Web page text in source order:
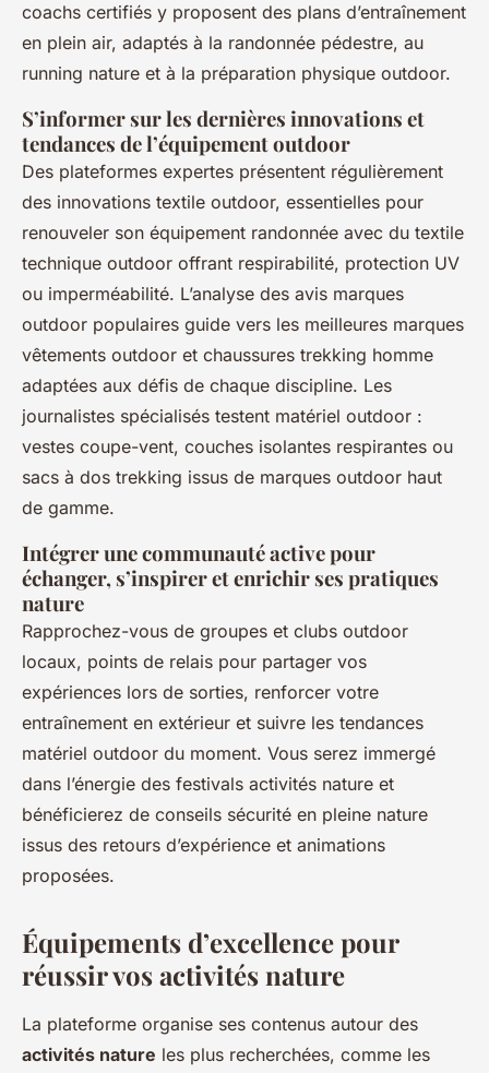
coachs certifiés y proposent des plans d’entraînement
en plein air, adaptés à la randonnée pédestre, au
running nature et à la préparation physique outdoor.
S’informer sur les dernières innovations et
tendances de l’équipement outdoor
Des plateformes expertes présentent régulièrement
des innovations textile outdoor, essentielles pour
renouveler son équipement randonnée avec du textile
technique outdoor offrant respirabilité, protection UV
ou imperméabilité. L’analyse des avis marques
outdoor populaires guide vers les meilleures marques
vêtements outdoor et chaussures trekking homme
adaptées aux défis de chaque discipline. Les
journalistes spécialisés testent matériel outdoor :
vestes coupe-vent, couches isolantes respirantes ou
sacs à dos trekking issus de marques outdoor haut
de gamme.
Intégrer une communauté active pour
échanger, s’inspirer et enrichir ses pratiques
nature
Rapprochez-vous de groupes et clubs outdoor
locaux, points de relais pour partager vos
expériences lors de sorties, renforcer votre
entraînement en extérieur et suivre les tendances
matériel outdoor du moment. Vous serez immergé
dans l’énergie des festivals activités nature et
bénéficierez de conseils sécurité en pleine nature
issus des retours d’expérience et animations
proposées.
Équipements d’excellence pour
réussir vos activités nature
La plateforme organise ses contenus autour des
activités nature les plus recherchées, comme les